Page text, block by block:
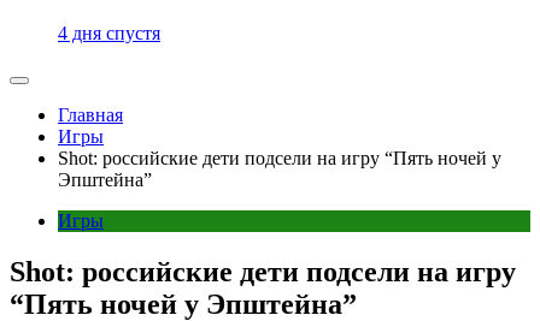
4 дня спустя
Главная
Игры
Shot: российские дети подсели на игру “Пять ночей у
Эпштейна”
Игры
Shot: российские дети подсели на игру
“Пять ночей у Эпштейна”